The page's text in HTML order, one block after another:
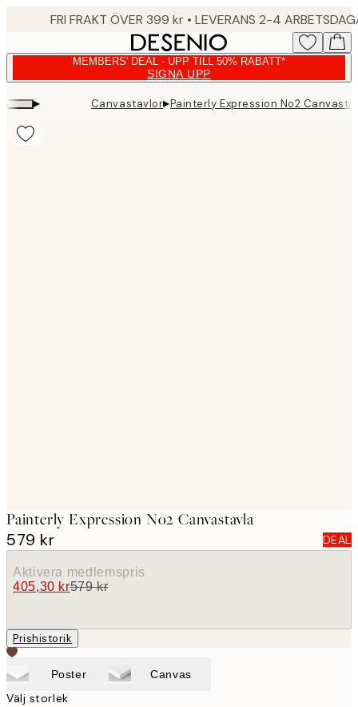
FRI FRAKT ÖVER 399 kr • LEVERANS 2-4
MEMBERS' DEAL - UPP TILL 50% RABATT*
SIGNA UPP
▸ Canvastavlor▸Painterly Expression No2
Painterly Expression No2 Canvastavla
579 kr DEAL
Aktivera medlemspris
405,30 kr579 kr
Prishistorik
Poster Canvas
Välj storlek